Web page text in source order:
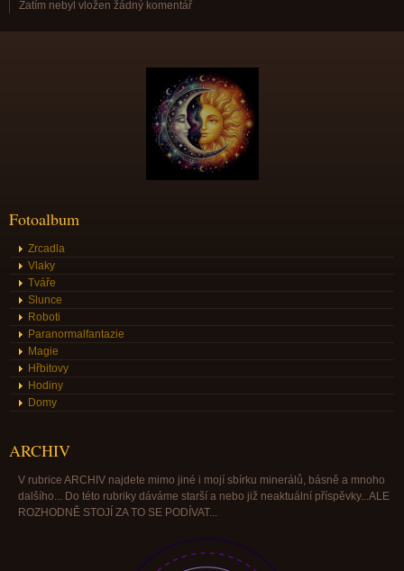
Zatím nebyl vložen žádný komentář
Fotoalbum
Zrcadla
Vlaky
Tváře
Slunce
Roboti
Paranormalfantazie
Magie
Hřbitovy
Hodiny
Domy
ARCHIV
V rubrice ARCHIV najdete mimo jiné i mojí sbírku minerálů, básně a mnoho
dalšího... Do této rubriky dáváme starší a nebo již neaktuální příspěvky...ALE
ROZHODNĚ STOJÍ ZA TO SE PODÍVAT...